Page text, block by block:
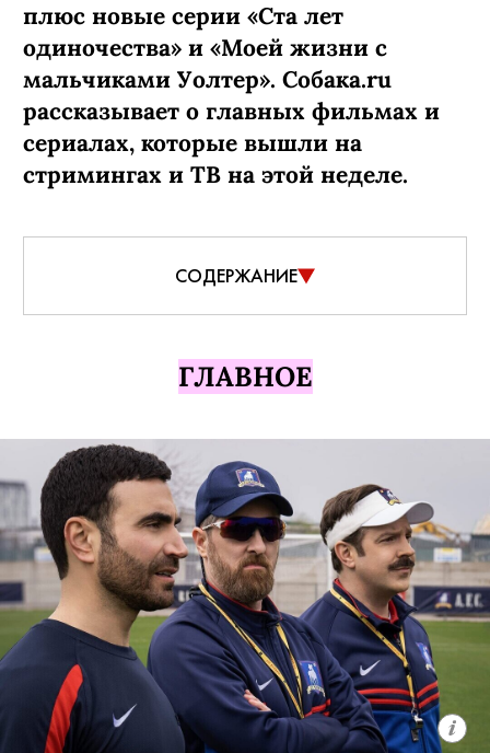
плюс новые серии «Ста лет
одиночества» и «Моей жизни с
мальчиками Уолтер». Собака.ru
рассказывает о главных фильмах и
сериалах, которые вышли на
стримингах и ТВ на этой неделе.
СОДЕРЖАНИЕ
ГЛАВНОЕ